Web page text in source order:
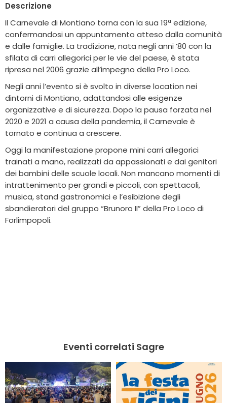
Descrizione
Il Carnevale di Montiano torna con la sua 19ª edizione,
confermandosi un appuntamento atteso dalla comunità
e dalle famiglie. La tradizione, nata negli anni ’80 con la
sfilata di carri allegorici per le vie del paese, è stata
ripresa nel 2006 grazie all’impegno della Pro Loco.
Negli anni l’evento si è svolto in diverse location nei
dintorni di Montiano, adattandosi alle esigenze
organizzative e di sicurezza. Dopo la pausa forzata nel
2020 e 2021 a causa della pandemia, il Carnevale è
tornato e continua a crescere.
Oggi la manifestazione propone mini carri allegorici
trainati a mano, realizzati da appassionati e dai genitori
dei bambini delle scuole locali. Non mancano momenti di
intrattenimento per grandi e piccoli, con spettacoli,
musica, stand gastronomici e l’esibizione degli
sbandieratori del gruppo “Brunoro II” della Pro Loco di
Forlimpopoli.
Eventi correlati Sagre